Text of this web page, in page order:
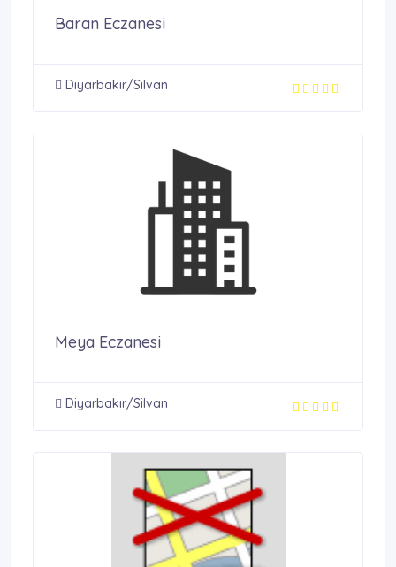
Baran Eczanesi
Diyarbakır/Silvan
Meya Eczanesi
Diyarbakır/Silvan